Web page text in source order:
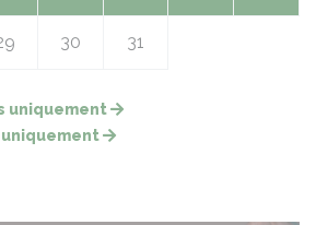
30 31
uniquement